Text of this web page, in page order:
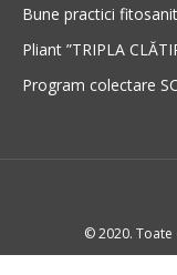
Bune practici
Pliant ”TRIPLA
Program colectare
© 2020. Toate